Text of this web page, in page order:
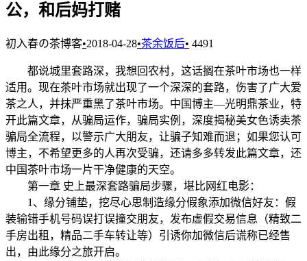
公，和后妈打赌
初入春の茶博客•2018-04-28•茶余饭后• 4491
都说城里套路深，我想回农村，这话搁在茶叶市场也一样
适用。现在茶叶市场就出现了一个深深的套路，伤害了广大爱
茶之人，并抹严重黑了茶叶市场。中国博主—光明鼎茶业，特
开此篇文章，从骗局运作，骗局实例，深度揭秘美女色诱卖茶
骗局全流程，以警示广大朋友，让骗子知难而退；如果您认可
博主，不希望更多的人再次受骗，还请多多转发此篇文章，还
中国茶叶市场一片干净健康的天空。
第一章 史上最深套路骗局步骤，堪比网红电影：
1、缘分铺垫，挖尽心思制造缘分假象添加微信好友：假
装输错手机号码误打误撞交朋友，发布虚假交易信息（精致二
手房出租，精品二手车转让等）引诱你加微信后谎称已经售
出，由此缘分之旅开启。